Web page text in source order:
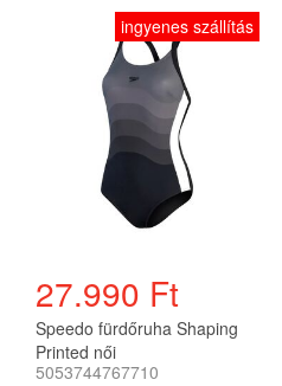
ingyenes szállítás
27.990 Ft
Speedo fürdőruha Shaping
Printed női
5053744767710